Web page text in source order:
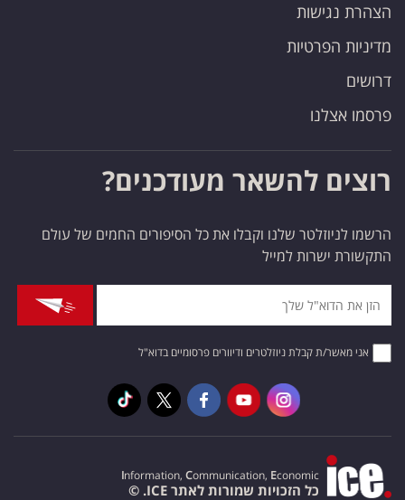
הצהרת נגישות
מדיניות הפרטיות
דרושים
פרסמו אצלנו
רוצים להשאר מעודכנים?
הרשמו לניוזלטר שלנו וקבלו את כל הסיפורים החמים של עולם
התקשורת ישרות למייל
אני מאשר/ת קבלת ניוזלטרים ודיוורים פרסומיים בדוא"ל
Information, Communication, Economic
כל הזכויות שמורות לאתר ICE. ©